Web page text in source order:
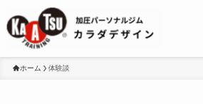
ホーム 体験談